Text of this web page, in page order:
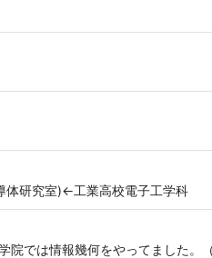
体研究室)←工業高校電子工学科
では情報幾何をやってました。